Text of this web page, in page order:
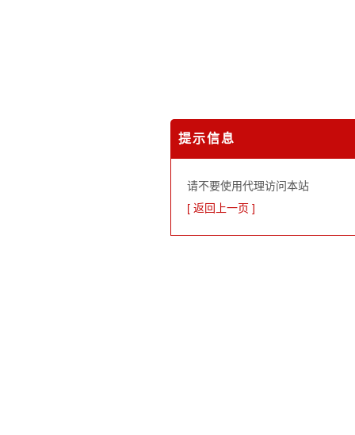
提示信息
请不要使用代理访问本站
[ 返回上一页 ]